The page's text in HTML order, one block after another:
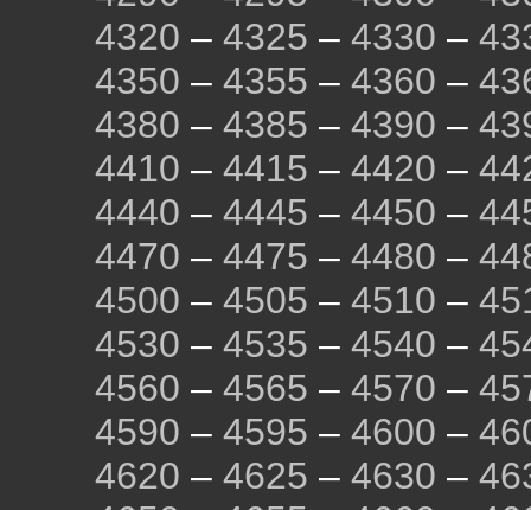
4320 – 4325 – 4330 –
4350 – 4355 – 4360 –
4380 – 4385 – 4390 –
4410 – 4415 – 4420 –
4440 – 4445 – 4450 –
4470 – 4475 – 4480 –
4500 – 4505 – 4510 –
4530 – 4535 – 4540 –
4560 – 4565 – 4570 –
4590 – 4595 – 4600 –
4620 – 4625 – 4630 –